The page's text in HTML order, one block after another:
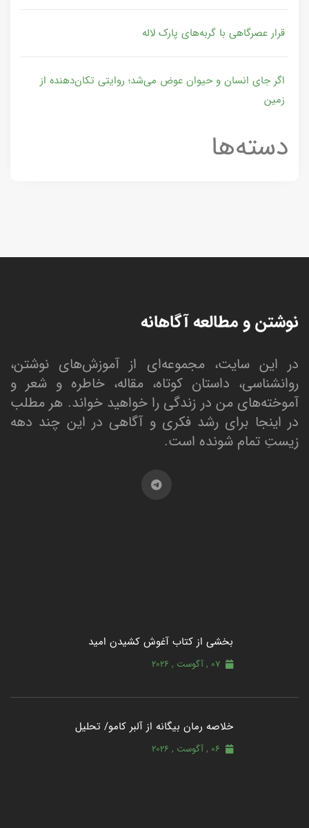
قرار عصرگاهی با گربه‌های پارک لاله
اگر جای انسان و حیوان عوض می‌شد؛ روایتی تکان‌دهنده از
زمین
دسته‌ها
نوشتن و مطالعه آگاهانه
در این سایت، مجموعه‌ای از آموزش‌های نوشتن،
روانشناسی، داستان کوتاه، مقاله، خاطره و شعر و
آموخته‌های من در زندگی را خواهید خواند. هر مطلب
در اینجا برای رشد فکری و آگاهی در این چند دهه
زیستِ تمام شونده است.
بخشی از کتاب آغوش کشیدن امید
07 , آگوست , 2026
خلاصه رمان بیگانه از آلبر کامو/ تحلیل
06 , آگوست , 2026